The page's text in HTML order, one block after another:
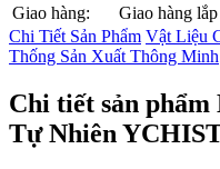
Giao hàng:
Giao hàng
Chi Tiết Sản Phẩm Vật Liệu
Thống Sản Xuất Thông Minh
Chi tiết sản phẩm
Tự Nhiên